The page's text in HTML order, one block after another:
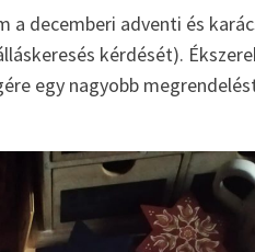
decemberi adventi és
kérdését).
egy nagyobb